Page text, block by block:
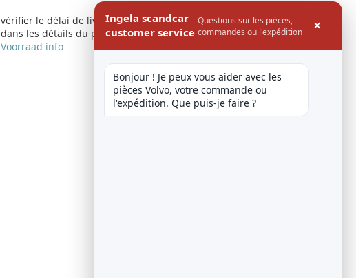
vérifier le délai de livraison
dans les détails du produit
Voorraad info
Afficher par page
Ingela scandcar
customer service
Questions sur les pièces,
commandes ou l'expédition
×
Bonjour ! Je peux vous aider avec les
pièces Volvo, votre commande ou
l'expédition. Que puis-je faire ?